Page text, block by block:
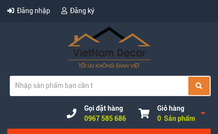
Đăng nhập Đăng ký
Giỏ hàng
0 Sản phẩm
Gọi đặt hàng
0967 585 686